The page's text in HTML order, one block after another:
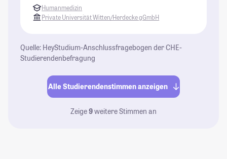
Humanmedizin
Private Universität Witten/Herdecke gGmbH
Quelle: HeyStudium-Anschlussfragebogen der CHE-
Studierendenbefragung
Alle Studierendenstimmen anzeigen
Zeige9weitere Stimmen an